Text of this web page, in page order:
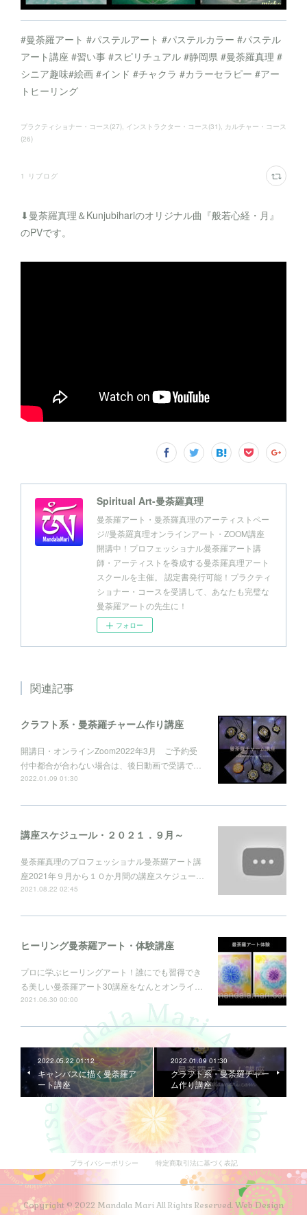
#曼荼羅アート #パステルアート #パステルカラー #パステル
アート講座 #習い事 #スピリチュアル #静岡県 #曼荼羅真理 #
シニア趣味#絵画 #インド #チャクラ #カラーセラピー #アー
トヒーリング
プラクティショナー・コース (27) インストラクター・コース (31) カルチャー・コース
(26)
1 リブログ
⬇︎曼荼羅真理＆Kunjubihariのオリジナル曲『般若心経・月』
のPVです。
Spiritual Art-曼荼羅真理
曼荼羅アート・曼荼羅真理のアーティストペー
ジ//曼荼羅真理オンラインアート・ZOOM講座
開講中！プロフェッショナル曼荼羅アート講
師・アーティストを養成する曼荼羅真理アート
スクールを主催。 認定書発行可能！プラクティ
ショナー・コースを受講して、あなたも完璧な
曼荼羅アートの先生に！
フォロー
関連記事
クラフト系・曼荼羅チャーム作り講座
開講日・オンラインZoom2022年3月 ご予約受
付中都合が合わない場合は、後日動画で受講で…
2022.01.09 01:30
講座スケジュール・２０２１．９月～
曼荼羅真理のプロフェッショナル曼荼羅アート講
座2021年９月から１０か月間の講座スケジュー…
2021.08.22 02:45
ヒーリング曼荼羅アート・体験講座
プロに学ぶヒーリングアート！誰にでも習得でき
る美しい曼荼羅アート30講座をなんとオンライ…
2021.06.30 00:00
2022.05.22 01:12
キャンバスに描く曼荼羅ア
ート講座
2022.01.09 01:30
クラフト系・曼荼羅チャー
ム作り講座
プライバシーポリシー 特定商取引法に基づく表記
Copyright © 2022 Mandala Mari All Rights Reserved. Web Design